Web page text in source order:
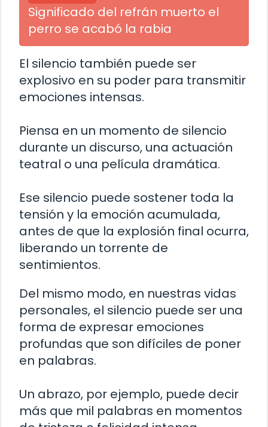
Significado del refrán muerto el
perro se acabó la rabia
El silencio también puede ser
explosivo en su poder para transmitir
emociones intensas.
Piensa en un momento de silencio
durante un discurso, una actuación
teatral o una película dramática.
Ese silencio puede sostener toda la
tensión y la emoción acumulada,
antes de que la explosión final ocurra,
liberando un torrente de
sentimientos.
Del mismo modo, en nuestras vidas
personales, el silencio puede ser una
forma de expresar emociones
profundas que son difíciles de poner
en palabras.
Un abrazo, por ejemplo, puede decir
más que mil palabras en momentos